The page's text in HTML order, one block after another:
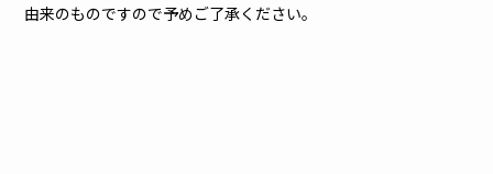
由来のものですので予めご了承ください。